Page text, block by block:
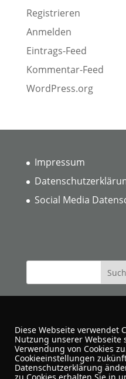
Registrieren
Anmelden
Eintrags-Feed
Kommentar-Feed
WordPress.org
Impressum
Social Media
Urban
Diese Webseite verwendet
Nutzung unserer Webseite
Verwendung von Cookies
Cookieeinstellungen
Datenschutzerklärung